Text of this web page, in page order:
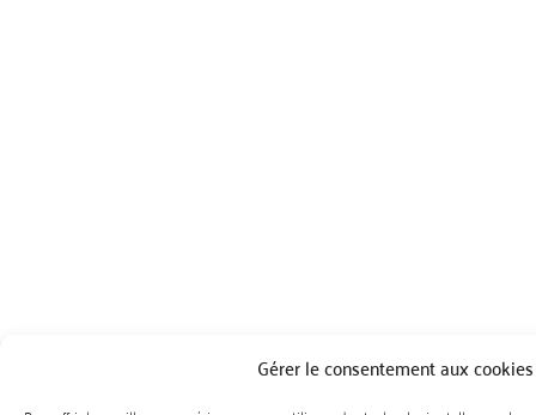
Gérer le consentement aux cookies